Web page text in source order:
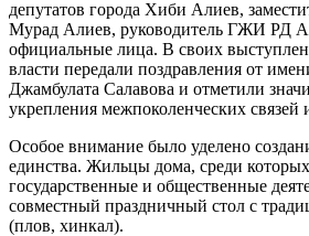
депутатов города Хиби Алиев,
Мурад Алиев, руководитель ГЖИ РД
официальные лица. В своих
власти передали поздравления от
Джамбулата Салавова и отметили
укрепления межпоколенческих связей
Особое внимание было уделено
единства. Жильцы дома, среди
государственные и общественные
совместный праздничный стол с
(плов, хинкал).